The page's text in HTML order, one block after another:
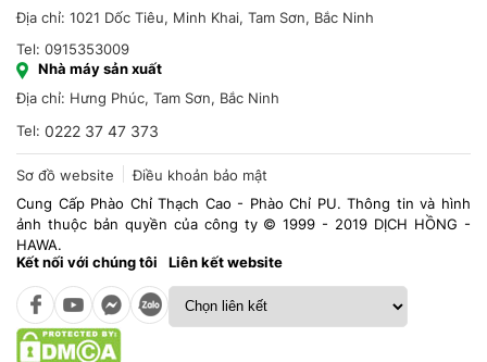
Địa chỉ: 1021 Dốc Tiêu, Minh Khai, Tam Sơn, Bắc Ninh
Tel: 0915353009
Nhà máy sản xuất
Địa chỉ: Hưng Phúc, Tam Sơn, Bắc Ninh
Tel: 0222 37 47 373
Sơ đồ website
Điều khoản bảo mật
Cung Cấp Phào Chỉ Thạch Cao - Phào Chỉ PU. Thông tin và hình
ảnh thuộc bản quyền của công ty © 1999 - 2019 DỊCH HỒNG -
HAWA.
Kết nối với chúng tôi
Liên kết website